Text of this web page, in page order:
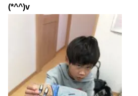
(*^^)v